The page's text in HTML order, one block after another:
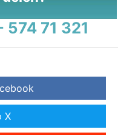
574 71 321
X